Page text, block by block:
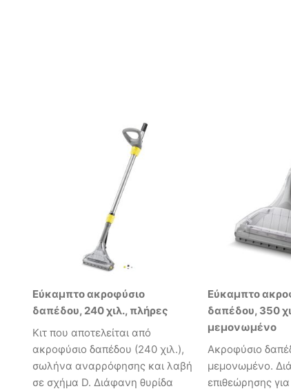
Εύκαμπτο ακροφύσιο
δαπέδου, 240 χιλ., πλήρες
Κιτ που αποτελείται από
ακροφύσιο δαπέδου (240 χιλ.),
σωλήνα αναρρόφησης και λαβή
σε σχήμα D. Διάφανη θυρίδα
Εύκαμπτο
δαπέδου, 350
μεμονωμένο
Ακροφύσιο
μεμονωμένο.
επιθεώρησης